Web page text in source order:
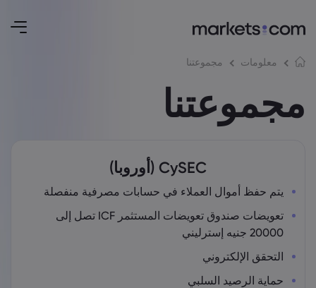
معلومات مجموعتنا
مجموعتنا
CySEC (أوروبا)
يتم حفظ أموال العملاء في حسابات مصرفية منفصلة
تعويضات صندوق تعويضات المستثمر ICF تصل إلى
20000 جنيه إسترليني
التحقق الإلكتروني
حماية الرصيد السلبي